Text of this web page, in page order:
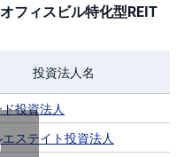
フィスビル特化型REIT
投資法人名
投資法人
ステイト投資法人